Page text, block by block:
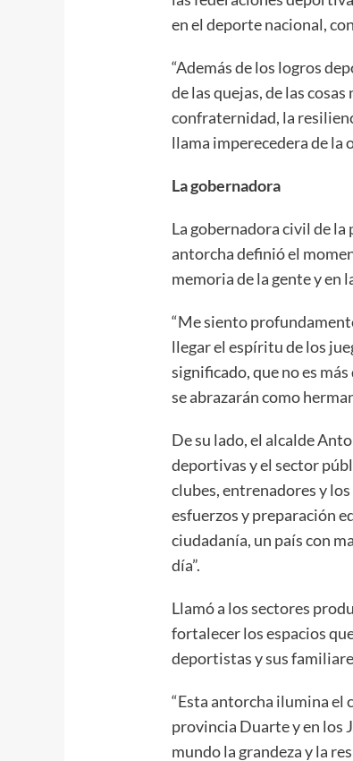
en el deporte nacional,
“Además de los logros
de las quejas, de las
confraternidad, la
llama imperecedera de la
La gobernadora
La gobernadora civil de
antorcha definió el
memoria de la gente y en
“Me siento
llegar el espíritu de los
significado, que no es
se abrazarán como
De su lado, el alcalde
deportivas y el sector
clubes, entrenadores y
esfuerzos y preparación
ciudadanía, un país con
día”.
Llamó a los sectores
fortalecer los espacios
deportistas y sus
“Esta antorcha ilumina el
provincia Duarte y en los
mundo la grandeza y la